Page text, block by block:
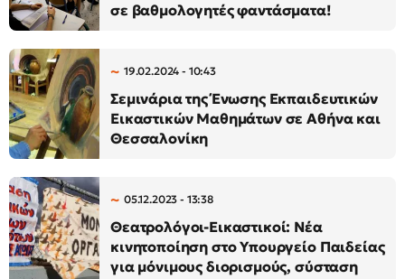
σε βαθμολογητές φαντάσματα!
19.02.2024 - 10:43
Σεμινάρια της Ένωσης Εκπαιδευτικών
Εικαστικών Μαθημάτων σε Αθήνα και
Θεσσαλονίκη
05.12.2023 - 13:38
Θεατρολόγοι-Εικαστικοί: Νέα
κινητοποίηση στο Υπουργείο Παιδείας
για μόνιμους διορισμούς, σύσταση